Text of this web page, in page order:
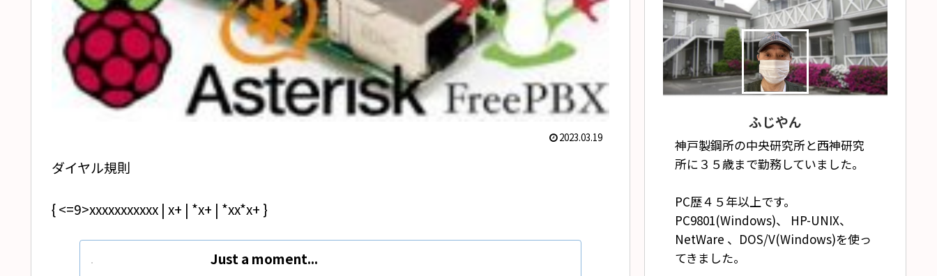
2023.03.19
ダイヤル規則
{ <=9>xxxxxxxxxxx | x+ | *x+ | *xx*x+ }
Just a moment...
ふじやん
神戸製鋼所の中央研究所と西神研究
所に３５歳まで勤務していました。
PC歴４５年以上です。
PC9801(Windows)、 HP-UNIX、
NetWare 、DOS/V(Windows)を使っ
てきました。